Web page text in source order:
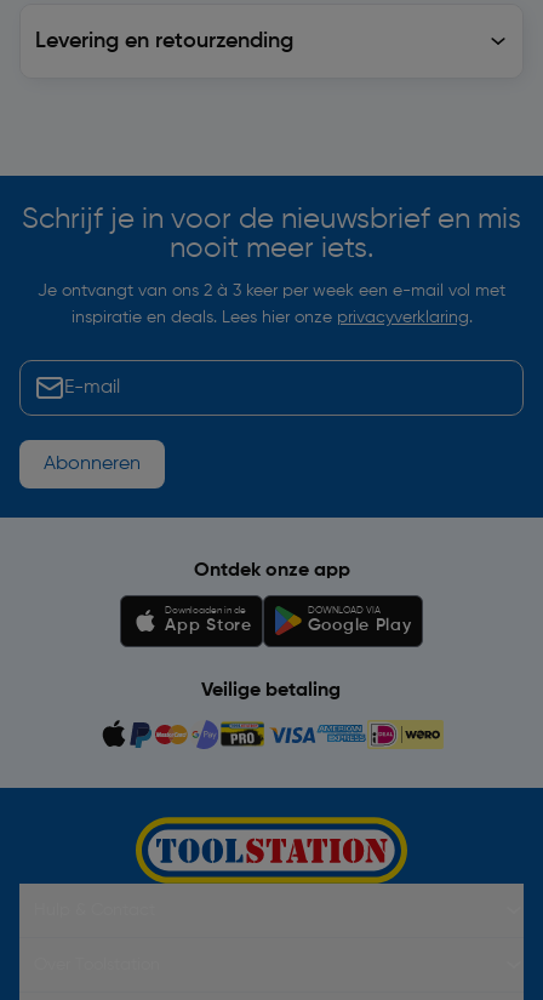
Levering en retourzending
Schrijf je in voor de nieuwsbrief en mis
nooit meer iets.
Je ontvangt van ons 2 à 3 keer per week een e-mail vol met
inspiratie en deals. Lees hier onze privacyverklaring.
Abonneren
Ontdek onze app
Downloaden in de
App Store
DOWNLOAD VIA
Google Play
Veilige betaling